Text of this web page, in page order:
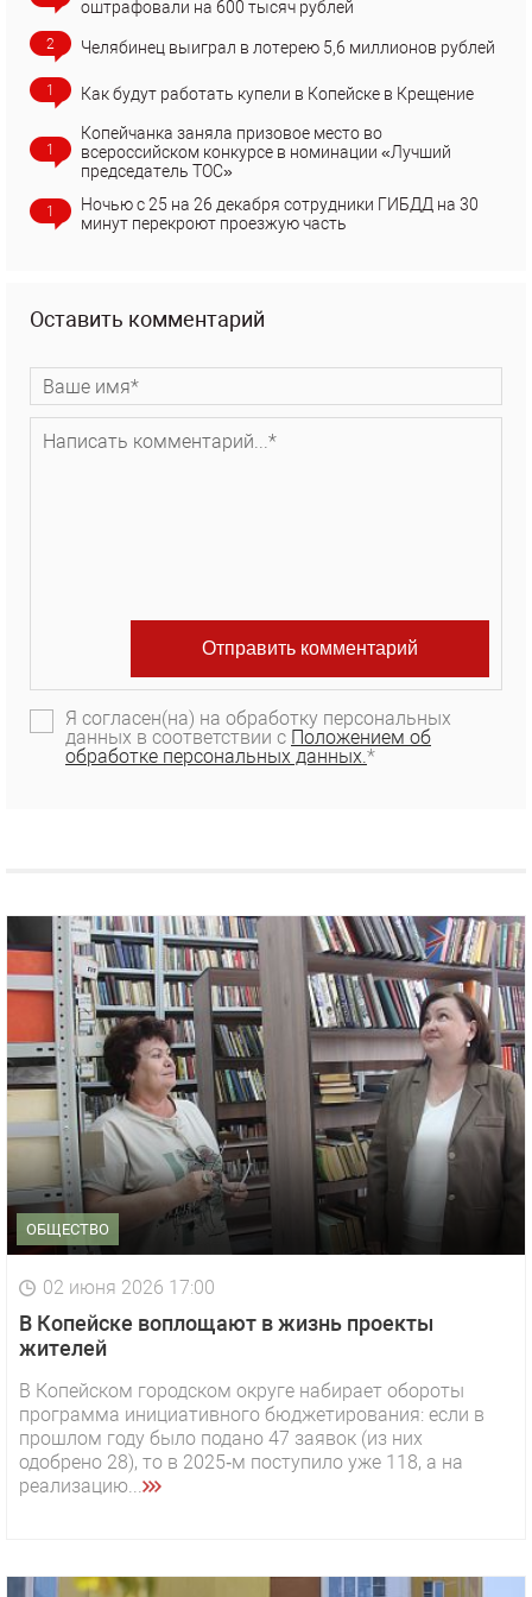
оштрафовали на 600 тысяч рублей
2 Челябинец выиграл в лотерею 5,6 миллионов рублей
1 Как будут работать купели в Копейске в Крещение
1
Копейчанка заняла призовое место во
всероссийском конкурсе в номинации «Лучший
председатель ТОС»
1
Ночью с 25 на 26 декабря сотрудники ГИБДД на 30
минут перекроют проезжую часть
Оставить комментарий
Я согласен(на) на обработку персональных
данных в соответствии с Положением об
обработке персональных данных.*
ОБЩЕСТВО
02 июня 2026 17:00
В Копейске воплощают в жизнь проекты
жителей
В Копейском городском округе набирает обороты
программа инициативного бюджетирования: если в
прошлом году было подано 47 заявок (из них
одобрено 28), то в 2025‑м поступило уже 118, а на
реализацию...